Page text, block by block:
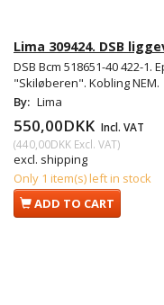
Lima 309424. DSB
DSB Bcm 518651-40 422-1.
"Skiløberen". Kobling NEM.
By: Lima
550,00DKK Incl. VAT
(440,00DKK Excl. VAT)
excl. shipping
Only 1 item(s) left in stock
ADD TO CART